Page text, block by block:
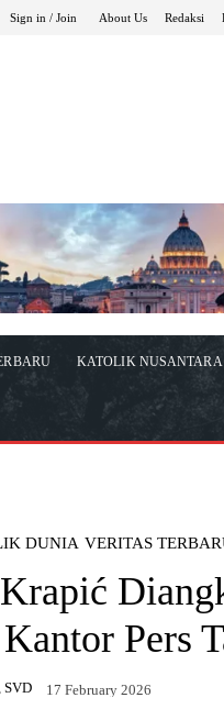
Sign in / Join About Us Redaksi
KATOLIK NUSANTARA
DUNIA VERITAS
Pers
SVD 17 February 2026